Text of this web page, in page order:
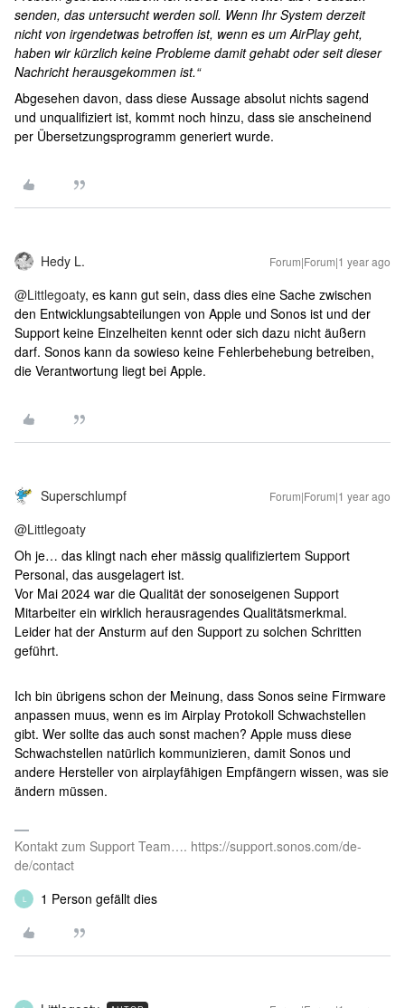
senden, das untersucht werden soll. Wenn Ihr System derzeit
nicht von irgendetwas betroffen ist, wenn es um AirPlay geht,
haben wir kürzlich keine Probleme damit gehabt oder seit dieser
Nachricht herausgekommen ist.“
Abgesehen davon, dass diese Aussage absolut nichts sagend
und unqualifiziert ist, kommt noch hinzu, dass sie anscheinend
per Übersetzungsprogramm generiert wurde.
Hedy L. Forum|Forum|1 year ago
@Littlegoaty, es kann gut sein, dass dies eine Sache zwischen
den Entwicklungsabteilungen von Apple und Sonos ist und der
Support keine Einzelheiten kennt oder sich dazu nicht äußern
darf. Sonos kann da sowieso keine Fehlerbehebung betreiben,
die Verantwortung liegt bei Apple.
Superschlumpf Forum|Forum|1 year ago
@Littlegoaty
Oh je… das klingt nach eher mässig qualifiziertem Support
Personal, das ausgelagert ist.
Vor Mai 2024 war die Qualität der sonoseigenen Support
Mitarbeiter ein wirklich herausragendes Qualitätsmerkmal.
Leider hat der Ansturm auf den Support zu solchen Schritten
geführt.
Ich bin übrigens schon der Meinung, dass Sonos seine Firmware
anpassen muus, wenn es im Airplay Protokoll Schwachstellen
gibt. Wer sollte das auch sonst machen? Apple muss diese
Schwachstellen natürlich kommunizieren, damit Sonos und
andere Hersteller von airplayfähigen Empfängern wissen, was sie
ändern müssen.
Kontakt zum Support Team…. https://support.sonos.com/de-
de/contact
L 1 Person gefällt dies